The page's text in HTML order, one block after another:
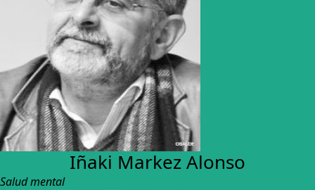
Iñaki Markez Alonso
Salud mental